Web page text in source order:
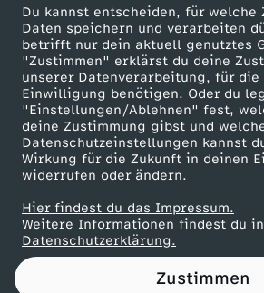
Du kannst entscheiden, für welche
Daten speichern und verarbeiten
betrifft nur dein aktuell genutztes
"Zustimmen" erklärst du deine
unserer Datenverarbeitung, für die
Einwilligung benötigen. Oder du
"Einstellungen/Ablehnen" fest,
deine Zustimmung gibst und
Datenschutzeinstellungen kannst
Wirkung für die Zukunft in deinen
widerrufen oder ändern.
Hier findest du das Impressum.
Weitere Informationen findest du
Datenschutzerklärung.
Zustimmen
ZDF goes Schule
Werbefernsehen
Mainzelmännchen
Partner